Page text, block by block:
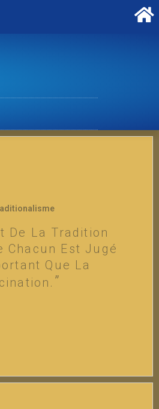
De La Tradition
Chacun Est Jugé
Que La